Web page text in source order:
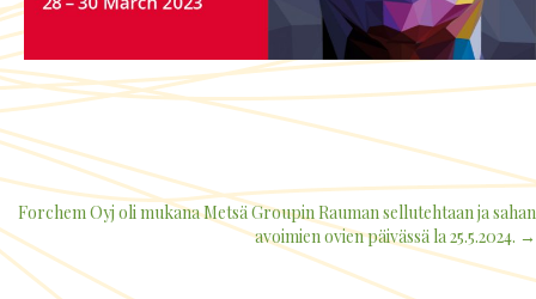
Posts
navigation
Forchem Oyj oli mukana Metsä Groupin Rauman sellutehtaan ja sahan
avoimien ovien päivässä la 25.5.2024. →